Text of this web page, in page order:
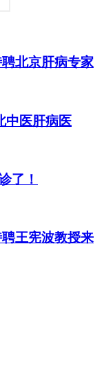
聘北京肝病专家
中医肝病医
了！
聘王宪波教授来